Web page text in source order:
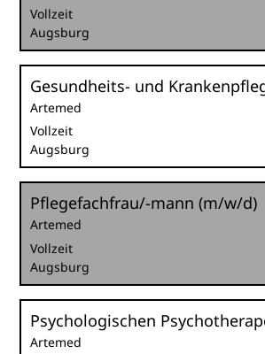
Vollzeit
Augsburg
Artemed
Vollzeit
Augsburg
Pflegefachfrau/-mann (m/w/d)
Artemed
Vollzeit
Augsburg
Artemed